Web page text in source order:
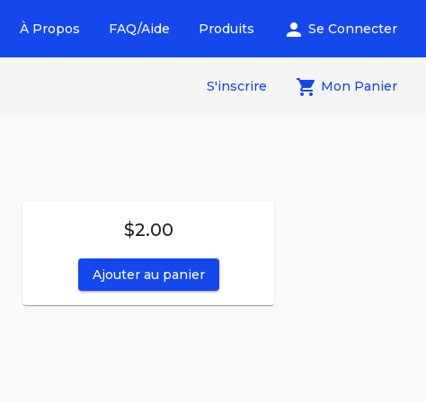
À Propos FAQ/Aide Produits person Se Connecter
S'inscrire local_grocery_store Mon Panier
$2.00
Ajouter au panier